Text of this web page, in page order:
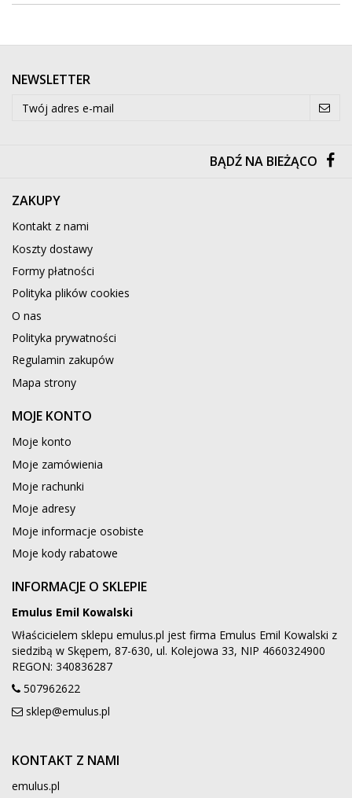
NEWSLETTER
BĄDŹ NA BIEŻĄCO
ZAKUPY
Kontakt z nami
Koszty dostawy
Formy płatności
Polityka plików cookies
O nas
Polityka prywatności
Regulamin zakupów
Mapa strony
MOJE KONTO
Moje konto
Moje zamówienia
Moje rachunki
Moje adresy
Moje informacje osobiste
Moje kody rabatowe
INFORMACJE O SKLEPIE
Emulus Emil Kowalski
Właścicielem sklepu emulus.pl jest firma Emulus Emil Kowalski z
siedzibą w Skępem, 87-630, ul. Kolejowa 33, NIP 4660324900
REGON: 340836287
507962622
sklep@emulus.pl
KONTAKT Z NAMI
emulus.pl